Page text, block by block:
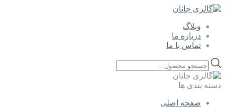
وبلاگ
درباره ما
تماس با ما
Products
search
دسته بندی ها
صفحه اصلی